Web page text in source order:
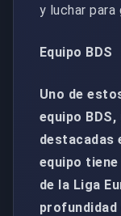
y luchar para
Equipo BDS
Uno de
equipo
destacadas
equipo
de la Liga